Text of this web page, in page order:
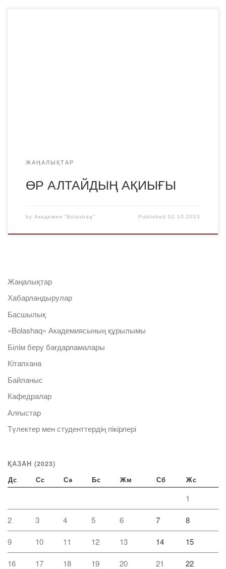
ЖАҢАЛЫҚТАР
ӨР АЛТАЙДЫҢ АҚИЫҒЫ
by Академия "Bolashaq" Published02.10.2023
Жаңалықтар
Хабарландырулар
Басшылық
«Bolashaq» Академиясының құрылымы
Білім беру бағдарламалары
Кітапхана
Байланыс
Кафедралар
Алғыстар
Түлектер мен студенттердің пікірлері
ҚАЗАН (2023)
Дс Сс Сә Бс Жм Сб Жс
1
2 3 4 5 6 7 8
9 10 11 12 13 14 15
16 17 18 19 20 21 22